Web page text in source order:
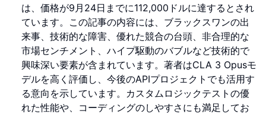
は、価格が9月24日までに112,000ドルに達するとされ
ています。この記事の内容には、ブラックスワンの出
来事、技術的な障害、優れた競合の台頭、非合理的な
市場センチメント、ハイプ駆動のバブルなど技術的で
興味深い要素が含まれています。著者はCLA 3 Opusモ
デルを高く評価し、今後のAPIプロジェクトでも活用す
る意向を示しています。カスタムロジックテストの優
れた性能や、コーディングのしやすさにも満足してお